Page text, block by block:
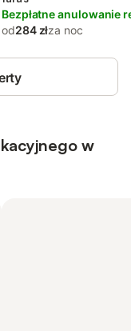
Bezpłatne anulowanie
od284 złza noc
w